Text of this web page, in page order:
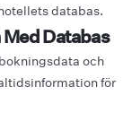
databas.
Databas
och
för